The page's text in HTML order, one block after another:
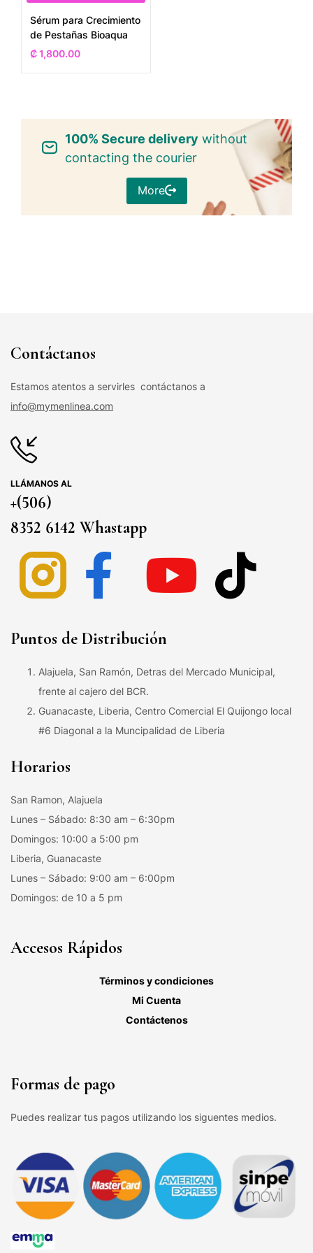
Sérum para Crecimiento
de Pestañas Bioaqua
₡1,800.00
100% Secure delivery without
contacting the courier
More
Contáctanos
Estamos atentos a servirles contáctanos a
info@mymenlinea.com
LLÁMANOS AL
+(506)
8352 6142 Whastapp
Puntos de Distribución
Alajuela, San Ramón, Detras del Mercado Municipal,
frente al cajero del BCR.
Guanacaste, Liberia, Centro Comercial El Quijongo local
#6 Diagonal a la Muncipalidad de Liberia
Horarios
San Ramon, Alajuela
Lunes – Sábado: 8:30 am – 6:30pm
Domingos: 10:00 a 5:00 pm
Liberia, Guanacaste
Lunes – Sábado: 9:00 am – 6:00pm
Domingos: de 10 a 5 pm
Accesos Rápidos
Términos y condiciones
Mi Cuenta
Contáctenos
Formas de pago
Puedes realizar tus pagos utilizando los siguentes medios.